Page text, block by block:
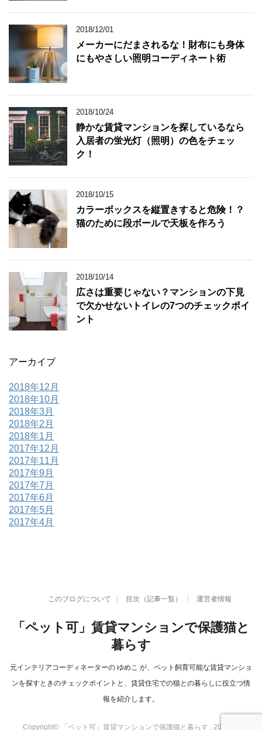
2018/12/01
メーカーにだまされるな！財布にも身体
にもやさしい照明コーディネート術
2018/10/24
静かな賃貸マンションを探しているなら
入居者の蛍光灯（照明）の色をチェッ
ク！
2018/10/15
カラーボックスを縦置きすると危険！？
猫のために段ボールで天板を作ろう
2018/10/14
広さは重要じゃない？マンションの下見
で欠かせないトイレの7つのチェックポイ
ント
アーカイブ
2018年12月
2018年10月
2018年3月
2018年2月
2018年1月
2017年12月
2017年11月
2017年9月
2017年7月
2017年6月
2017年5月
2017年4月
このブログについて 目次（記事一覧） 運営者情報
「ペット可」賃貸マンションで保護猫と
暮らす
元インテリアコーディネーターの ゆめこ が、ペット飼育可能な賃貸マンショ
ンを探すときのチェックポイントと、賃貸住宅での猫との暮らしに役立つ情
報を紹介します。
Copyright© 「ペット可」賃貸マンションで保護猫と暮らす , 2026 All